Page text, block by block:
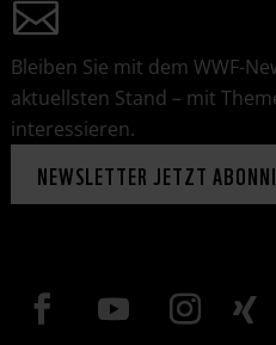
Bleiben Sie mit dem WWF-
aktuellsten Stand – mit
interessieren.
NEWSLETTER JETZT